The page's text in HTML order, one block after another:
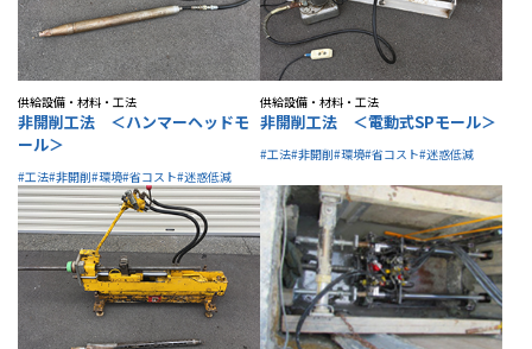
IR情報
採用情報
プレスリリース
供給設備・材料・工法
非開削工法 ＜ハンマーヘッドモ
ール＞
#工法#非開削#環境#省コスト#迷惑低減
供給設備・材料・工法
非開削工法 ＜電動式SPモール＞
#工法#非開削#環境#省コスト#迷惑低減